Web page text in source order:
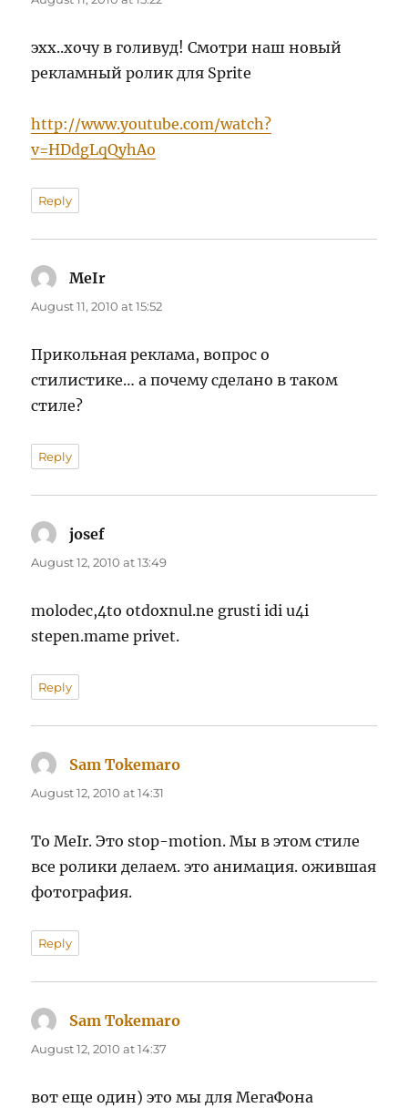
эхх..хочу в голивуд! Смотри наш новый
рекламный ролик для Sprite
http://www.youtube.com/watch?
v=HDdgLqQyhAo
Reply
MeIr
August 11, 2010 at 15:52
Прикольная реклама, вопрос о
стилистике… а почему сделано в таком
стиле?
Reply
josef
August 12, 2010 at 13:49
molodec,4to otdoxnul.ne grusti idi u4i
stepen.mame privet.
Reply
Sam Tokemaro
August 12, 2010 at 14:31
To MeIr. Это stop-motion. Мы в этом стиле
все ролики делаем. это анимация. ожившая
фотография.
Reply
Sam Tokemaro
August 12, 2010 at 14:37
вот еще один) это мы для МегаФона